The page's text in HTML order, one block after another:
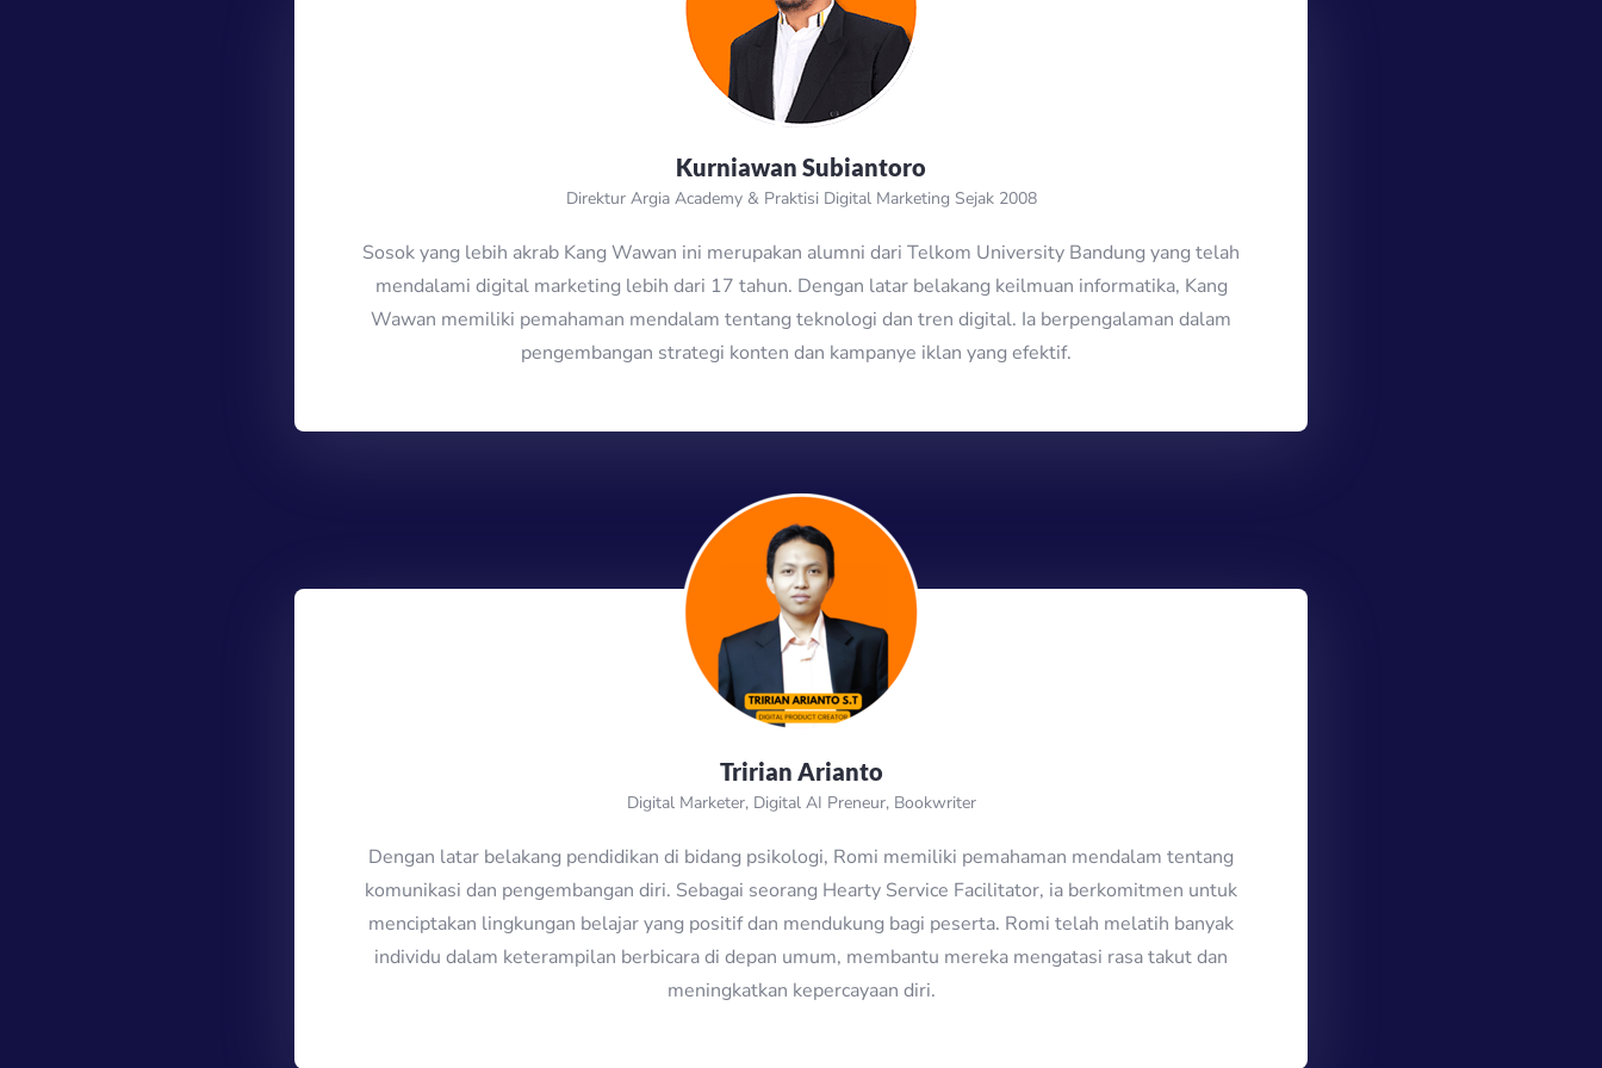
Kurniawan Subiantoro
Direktur Argia Academy & Praktisi Digital Marketing Sejak 2008
Sosok yang lebih akrab Kang Wawan ini merupakan alumni dari Telkom University Bandung yang telah
mendalami digital marketing lebih dari 17 tahun. Dengan latar belakang keilmuan informatika, Kang
Wawan memiliki pemahaman mendalam tentang teknologi dan tren digital. Ia berpengalaman dalam
pengembangan strategi konten dan kampanye iklan yang efektif.
Tririan Arianto
Digital Marketer, Digital AI Preneur, Bookwriter
Dengan latar belakang pendidikan di bidang psikologi, Romi memiliki pemahaman mendalam tentang
komunikasi dan pengembangan diri. Sebagai seorang Hearty Service Facilitator, ia berkomitmen untuk
menciptakan lingkungan belajar yang positif dan mendukung bagi peserta. Romi telah melatih banyak
individu dalam keterampilan berbicara di depan umum, membantu mereka mengatasi rasa takut dan
meningkatkan kepercayaan diri.